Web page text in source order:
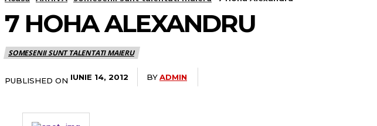
7 HOHA ALEXANDRU
SOMESENII SUNT TALENTATI MAIERU
PUBLISHED ON IUNIE 14, 2012 BYADMIN